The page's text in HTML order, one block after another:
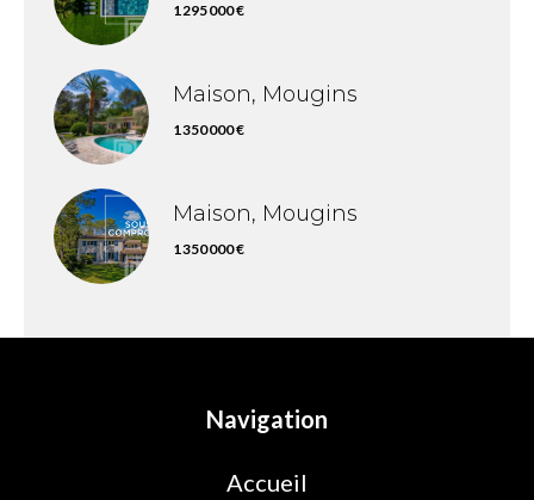
1 295 000 €
Maison, Mougins
1 350 000 €
Maison, Mougins
1 350 000 €
Navigation
Accueil